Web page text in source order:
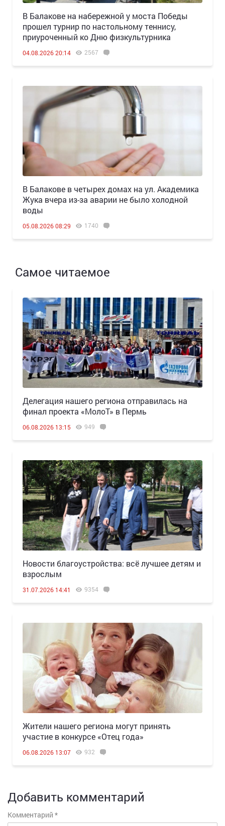
В Балакове на набережной у моста Победы
прошел турнир по настольному теннису,
приуроченный ко Дню физкультурника
04.08.2026 20:14 2567
В Балакове в четырех домах на ул. Академика
Жука вчера из-за аварии не было холодной
воды
05.08.2026 08:29 1740
Самое читаемое
Делегация нашего региона отправилась на
финал проекта «МолоТ» в Пермь
06.08.2026 13:15 949
Новости благоустройства: всё лучшее детям и
взрослым
31.07.2026 14:41 9354
Жители нашего региона могут принять
участие в конкурсе «Отец года»
06.08.2026 13:07 932
Добавить комментарий
Комментарий *